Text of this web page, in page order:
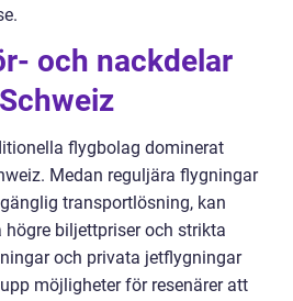
och nackdelar
flygbolag dominerat
Medan reguljära flygningar
transportlösning, kan
biljettpriser och strikta
och privata jetflygningar
möjligheter för resenärer att